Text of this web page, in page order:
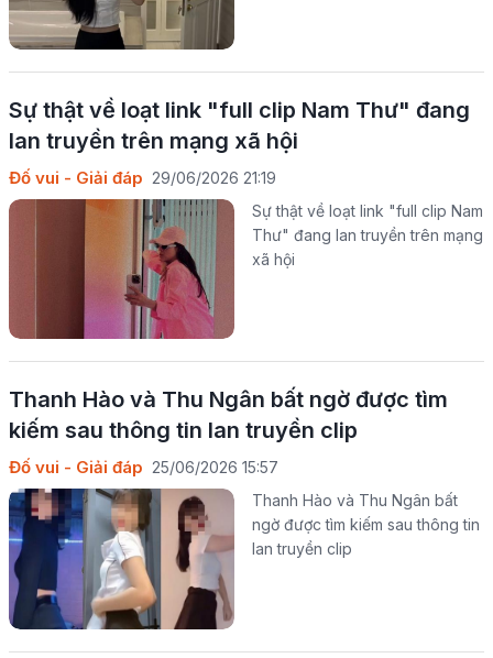
Sự thật về loạt link "full clip Nam Thư" đang
lan truyền trên mạng xã hội
Đố vui - Giải đáp 29/06/2026 21:19
Sự thật về loạt link "full clip Nam
Thư" đang lan truyền trên mạng
xã hội
Thanh Hào và Thu Ngân bất ngờ được tìm
kiếm sau thông tin lan truyền clip
Đố vui - Giải đáp 25/06/2026 15:57
Thanh Hào và Thu Ngân bất
ngờ được tìm kiếm sau thông tin
lan truyền clip